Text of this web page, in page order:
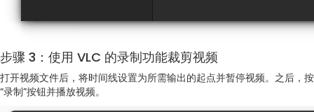
步骤 3：使用 VLC 的录制功能裁剪视频
打开视频文件后，将时间线设置为所需输出的起点并暂停视频。之后，按
“录制”按钮并播放视频。